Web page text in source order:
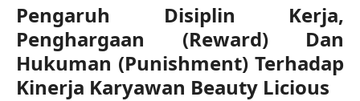
Pengaruh Disiplin Kerja,
Penghargaan (Reward) Dan
Hukuman (Punishment) Terhadap
Kinerja Karyawan Beauty Licious